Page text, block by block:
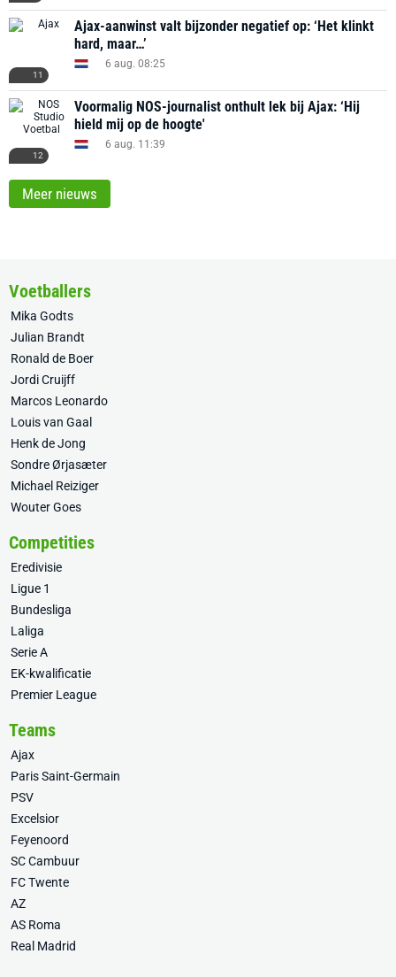
11
Ajax-aanwinst valt bijzonder negatief op: ‘Het klinkt
hard, maar…’
6 aug. 08:25
12
Voormalig NOS-journalist onthult lek bij Ajax: ‘Hij
hield mij op de hoogte'
6 aug. 11:39
Meer nieuws
Voetballers
Mika Godts
Julian Brandt
Ronald de Boer
Jordi Cruijff
Marcos Leonardo
Louis van Gaal
Henk de Jong
Sondre Ørjasæter
Michael Reiziger
Wouter Goes
Competities
Eredivisie
Ligue 1
Bundesliga
Laliga
Serie A
EK-kwalificatie
Premier League
Teams
Ajax
Paris Saint-Germain
PSV
Excelsior
Feyenoord
SC Cambuur
FC Twente
AZ
AS Roma
Real Madrid